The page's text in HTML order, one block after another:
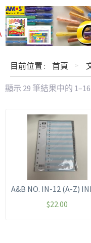
目前位置 : 首頁
顯示 29 筆結果中的
A&B NO. IN-12 (A-Z)
$22.00